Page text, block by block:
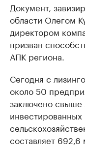
Документ,
области Олегом
директором
призван
АПК региона.
Сегодня с
около 50
заключено
составляет 692,6